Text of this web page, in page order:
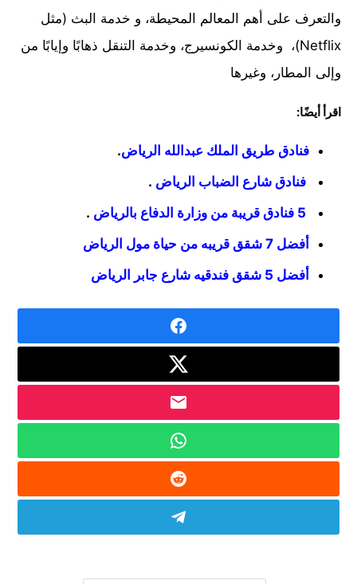
والتعرف على أهم المعالم المحيطة، و خدمة البث (مثل
Netflix)، وخدمة الكونسيرج، وخدمة التنقل ذهابًا وإيابًا من
وإلى المطار، وغيرها
اقرأ أيضًا:
فنادق طريق الملك عبدالله الرياض.
فنادق شارع الضباب الرياض .
.
أفضل 7 شقق قريبه من حياة مول الرياض
أفضل 5 شقق فندقيه شارع جابر الرياض